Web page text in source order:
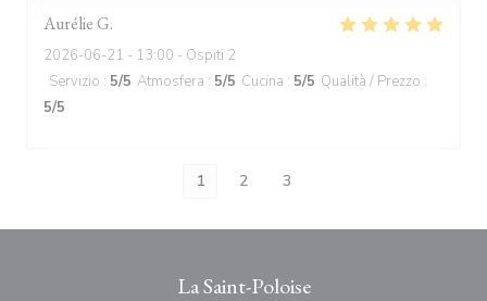
AurélieG
2026-06-21 - 13:00 - Ospiti 2
Servizio : 5/5 Atmosfera : 5/5 Cucina : 5/5 Qualità / Prezzo :
5/5
1 2 3
La Saint-Poloise